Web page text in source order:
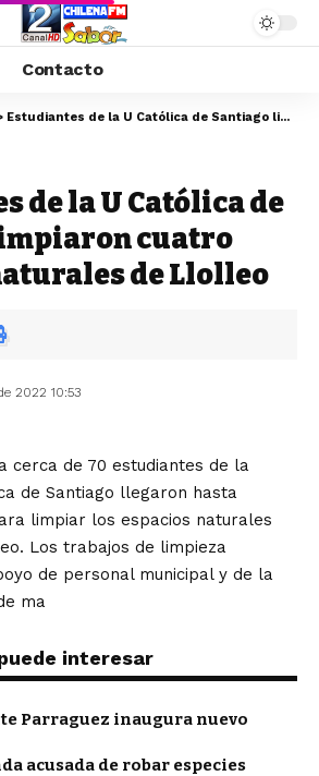
Contacto
Estudiantes de la U Católica de Santiago limpiaron cuatro espacios naturales de Llolleo
de la U Católica de
cuatro
de Llolleo
2022 10:53
cerca de 70 estudiantes de la
de Santiago llegaron hasta
limpiar los espacios naturales
Los trabajos de limpieza
de personal municipal y de la
ma
interesar
Parraguez inaugura nuevo
acusada de robar especies